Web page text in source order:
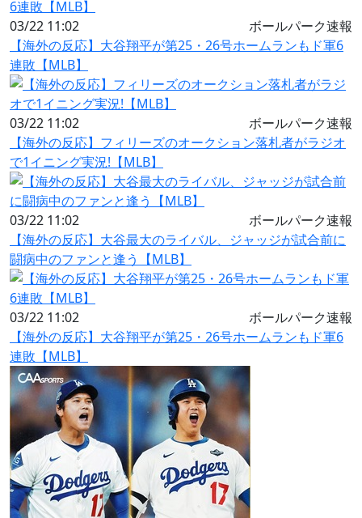
03/22 11:02
ボールパーク速報
【海外の反応】大谷翔平が第25・26号ホームランもド軍6
連敗【MLB】
03/22 11:02
ボールパーク速報
【海外の反応】フィリーズのオークション落札者がラジオ
で1イニング実況!【MLB】
03/22 11:02
ボールパーク速報
【海外の反応】大谷最大のライバル、ジャッジが試合前に
闘病中のファンと逢う【MLB】
03/22 11:02
ボールパーク速報
【海外の反応】大谷翔平が第25・26号ホームランもド軍6
連敗【MLB】